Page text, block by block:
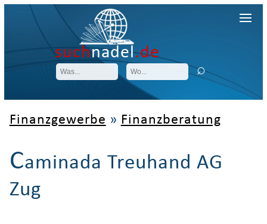
suchnadel.de
Finanzgewerbe » Finanzberatung
Caminada Treuhand AG
Zug